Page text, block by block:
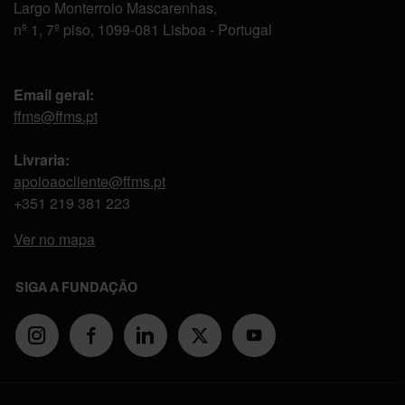
Largo Monterroio Mascarenhas,
nº 1, 7º piso, 1099-081 Lisboa - Portugal
Email geral:
ffms@ffms.pt
Livraria:
apoioaocliente@ffms.pt
+351 219 381 223
Ver no mapa
SIGA A FUNDAÇÃO